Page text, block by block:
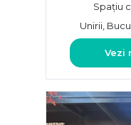
Spațiu
Unirii,
Vezi